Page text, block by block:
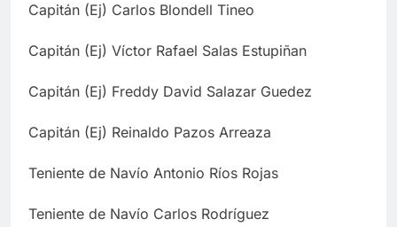
Capitán (Ej) Carlos Blondell Tineo
Capitán (Ej) Víctor Rafael Salas Estupiñan
Capitán (Ej) Freddy David Salazar Guedez
Capitán (Ej) Reinaldo Pazos Arreaza
Teniente de Navío Antonio Ríos Rojas
Teniente de Navío Carlos Rodríguez